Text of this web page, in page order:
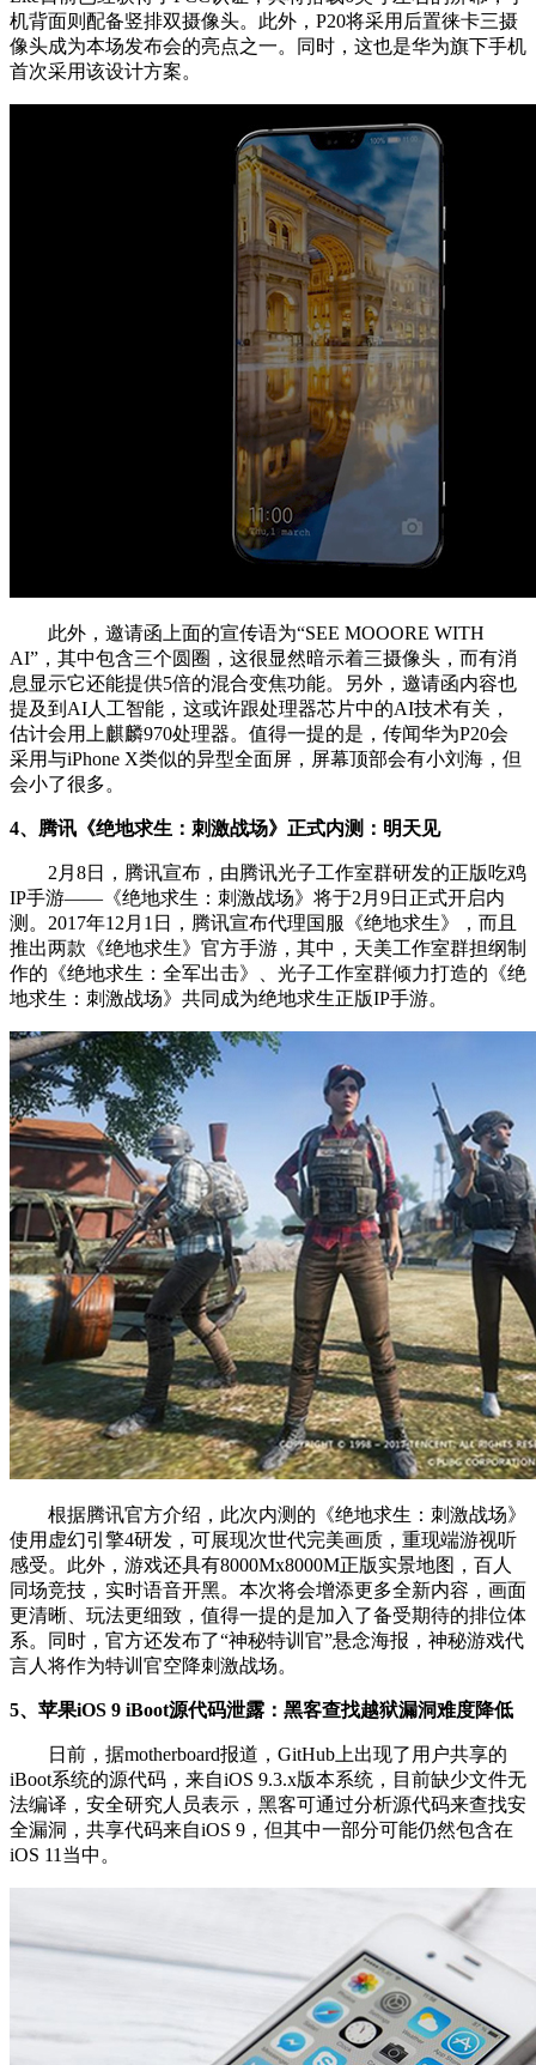
机背面则配备竖排双摄像头。此外，P20将采用后置徕卡三摄
像头成为本场发布会的亮点之一。同时，这也是华为旗下手机
首次采用该设计方案。
此外，邀请函上面的宣传语为“SEE MOOORE WITH
AI”，其中包含三个圆圈，这很显然暗示着三摄像头，而有消
息显示它还能提供5倍的混合变焦功能。另外，邀请函内容也
提及到AI人工智能，这或许跟处理器芯片中的AI技术有关，
估计会用上麒麟970处理器。值得一提的是，传闻华为P20会
采用与iPhone X类似的异型全面屏，屏幕顶部会有小刘海，但
会小了很多。
4、腾讯《绝地求生：刺激战场》正式内测：明天见
2月8日，腾讯宣布，由腾讯光子工作室群研发的正版吃鸡
IP手游——《绝地求生：刺激战场》将于2月9日正式开启内
测。2017年12月1日，腾讯宣布代理国服《绝地求生》，而且
推出两款《绝地求生》官方手游，其中，天美工作室群担纲制
作的《绝地求生：全军出击》、光子工作室群倾力打造的《绝
地求生：刺激战场》共同成为绝地求生正版IP手游。
根据腾讯官方介绍，此次内测的《绝地求生：刺激战场》
使用虚幻引擎4研发，可展现次世代完美画质，重现端游视听
感受。此外，游戏还具有8000Mx8000M正版实景地图，百人
同场竞技，实时语音开黑。本次将会增添更多全新内容，画面
更清晰、玩法更细致，值得一提的是加入了备受期待的排位体
系。同时，官方还发布了“神秘特训官”悬念海报，神秘游戏代
言人将作为特训官空降刺激战场。
5、苹果iOS 9 iBoot源代码泄露：黑客查找越狱漏洞难度降低
日前，据motherboard报道，GitHub上出现了用户共享的
iBoot系统的源代码，来自iOS 9.3.x版本系统，目前缺少文件无
法编译，安全研究人员表示，黑客可通过分析源代码来查找安
全漏洞，共享代码来自iOS 9，但其中一部分可能仍然包含在
iOS 11当中。